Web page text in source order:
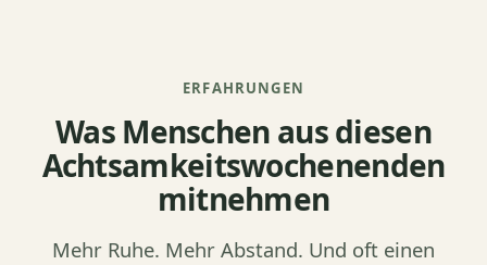
ERFAHRUNGEN
Was Menschen aus diesen
Achtsamkeitswochenenden
mitnehmen
Mehr Ruhe. Mehr Abstand. Und oft einen